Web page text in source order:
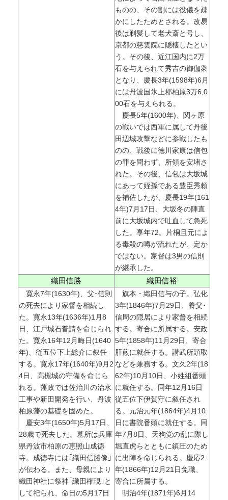
ものの、その割には役儀を疎
かにしたためとされる。改易
後は剃髪して老犬斎と号し、
京都の慈雲院に隠棲したとい
う。その後、近江国内に2万
石を与えられて秀吉の御伽衆
となり、慶長3年(1598年)6月
には丹波国氷上郡柏原3万6,0
00石を与えられる。
慶長5年(1600年)、関ヶ原
の戦いでは西軍に属して丹後
田辺城攻撃などに参戦したも
のの、戦後に徳川家康は信包
の罪を問わず、所領を安堵さ
れた。その後、信包は大坂城
にあって姪孫である豊臣秀頼
を補佐したが、慶長19年(161
4年)7月17日、大坂冬の陣直
前に大坂城内で吐血して急死
した。享年72。片桐且元によ
る毒殺の噂が流れたが、定か
ではない。家督は3男の信則
が継承した。
織田信勝
織田信裕
寛永7年(1630年)、父･信則
の死去により家督を相続し
た。寛永13年(1636年)1月8
日、江戸城石普請を命じられ
た。寛永16年12月晦日(1640
年)、従五位下上総介に叙任
する。寛永17年(1640年)9月2
4日、高槻城の守備を命じら
れる。藩政では佐治川の治水
工事や新田開発を行い、丹波
柏原藩の基礎を固めた。
慶安3年(1650年)5月17日、
28歳で死去した。墓所は兵庫
県丹波市柏原の恵照山成徳
寺。成徳寺には｢織田信勝像｣
が伝わる。また、母親により
織田神社に祭神｢織田権現｣と
して祀られ、命日の5月17日
旗本・織田信与の子。弘化
3年(1846年)7月29日、養父･
信周の隠居により家督を相続
する。寄合に所属する。安政
5年(1858年)11月29日、寄合
肝煎に就任する。講武所頭取
などを兼務する。文久2年(18
62年)10月10日、小姓組番頭
に就任する。同年12月16日
従五位下伊賀守に叙任され
る。元治元年(1864年)4月10
日に書院番頭に就任する。同
年7月8日、天狗党の乱に際し
堀直虎らとともに鎮圧のため
に出陣を命じられる。慶応2
年(1866年)12月21日免職、
寄合に所属する。
明治4年(1871年)6月14